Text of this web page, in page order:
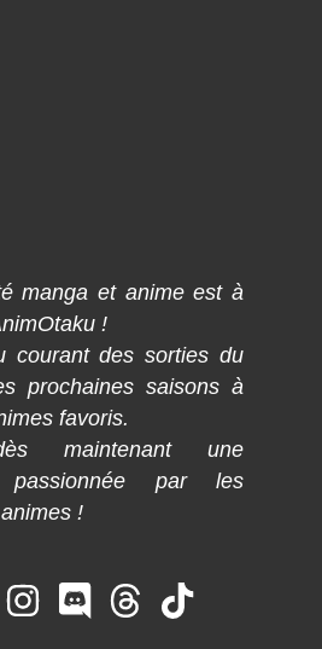
manga et anime est à
!
courant des sorties du
prochaines saisons à
favoris.
maintenant une
passionnée par les
!